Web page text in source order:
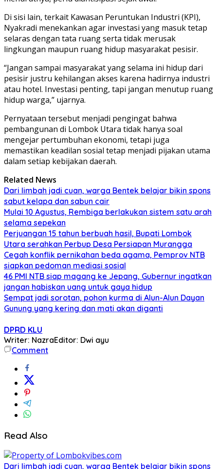
Di sisi lain, terkait Kawasan Peruntukan Industri (KPI),
Nyakradi menekankan agar investasi yang masuk tetap
selaras dengan tata ruang serta tidak merusak
lingkungan maupun ruang hidup masyarakat pesisir.
“Jangan sampai masyarakat yang selama ini hidup dari
pesisir justru kehilangan akses karena hadirnya industri
atau hotel. Investasi penting, tapi jangan menutup ruang
hidup warga,” ujarnya.
Pernyataan tersebut menjadi pengingat bahwa
pembangunan di Lombok Utara tidak hanya soal
mengejar pertumbuhan ekonomi, tetapi juga
memastikan keadilan sosial tetap menjadi pijakan utama
dalam setiap kebijakan daerah.
Related News
Dari limbah jadi cuan, warga Bentek belajar bikin spons
sabut kelapa dan sabun cair
Mulai 10 Agustus, Rembiga berlakukan sistem satu arah
selama sepekan
Perjuangan 15 tahun berbuah hasil, Bupati Lombok
Utara serahkan Perbup Desa Persiapan Murangga
Cegah konflik pernikahan beda agama, Pemprov NTB
siapkan pedoman mediasi sosial
46 PMI NTB siap magang ke Jepang, Gubernur ingatkan
jangan habiskan uang untuk gaya hidup
Sempat jadi sorotan, pohon kurma di Alun-Alun Dayan
Gunung yang kering dan mati akan diganti
DPRD KLU
Writer: NazraEditor: Dwi ayu
Comment
Read Also
Dari limbah jadi cuan, warga Bentek belajar bikin spons